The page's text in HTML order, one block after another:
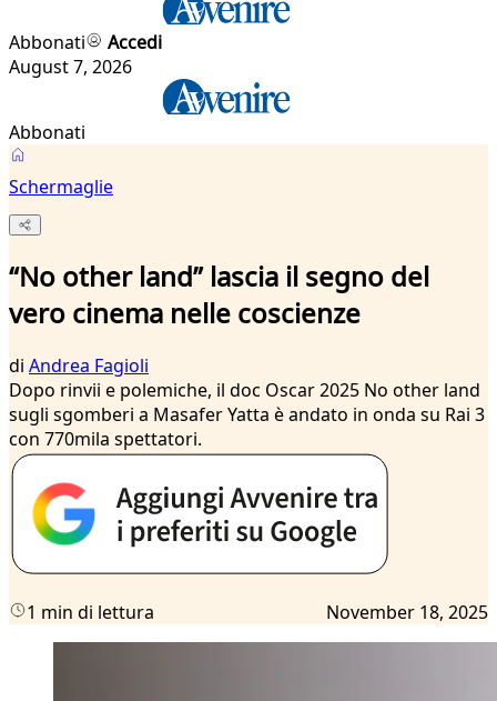
Abbonati
Accedi
August 7, 2026
Abbonati
Schermaglie
“No other land” lascia il segno del
vero cinema nelle coscienze
di Andrea Fagioli
Dopo rinvii e polemiche, il doc Oscar 2025 No other land
sugli sgomberi a Masafer Yatta è andato in onda su Rai 3
con 770mila spettatori.
1 min di lettura November 18, 2025